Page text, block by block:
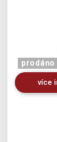
prodáno
více